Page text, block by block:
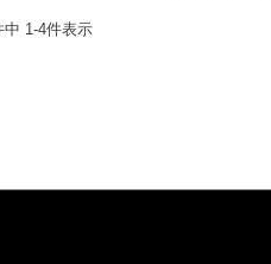
中 1-4件表示